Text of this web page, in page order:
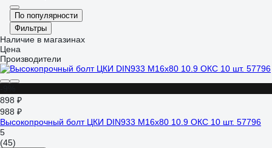
По популярности
Фильтры
Наличие в магазинах
Цена
Производители
898 ₽
988 ₽
Высокопрочный болт ЦКИ DIN933 М16х80 10.9 ОКС 10 шт. 57796
5
(45)